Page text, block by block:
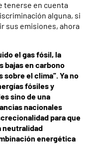
tenerse en cuenta
alguna, si
sus emisiones, ahora
el gas fósil, la
bajas en carbono
el clima”. Ya no
fósiles y
sino de una
nacionales
para que
neutralidad
energética